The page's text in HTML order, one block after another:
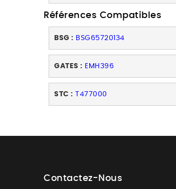
Références Compatibles
BSG : BSG65720134
GATES : EMH396
STC : T477000
Contactez-Nous